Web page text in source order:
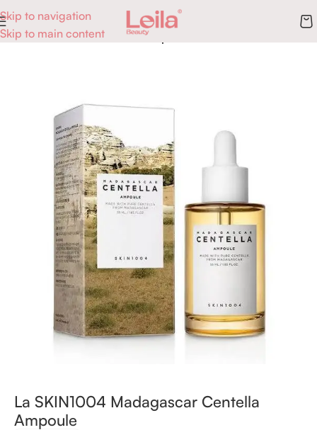
Skip to navigation
Skip to main content
Accueil Skincare Sérums & Ampoules
La SKIN1004 Madagascar Centella
Ampoule